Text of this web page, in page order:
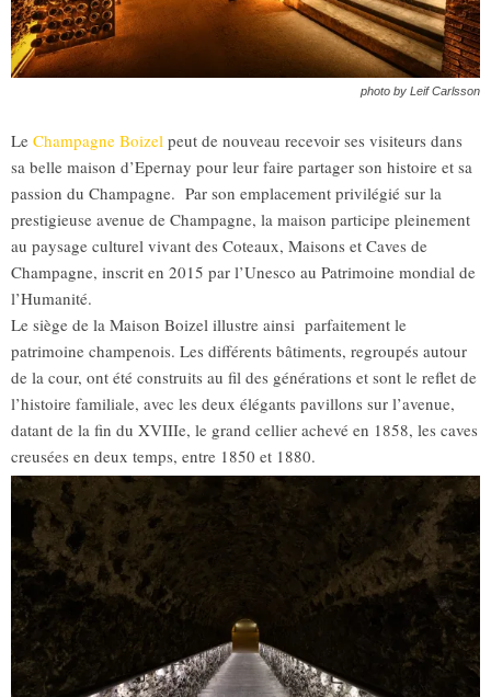
photo by Leif Carlsson
Le Champagne Boizel peut de nouveau recevoir ses visiteurs dans
sa belle maison d’Epernay pour leur faire partager son histoire et sa
passion du Champagne. Par son emplacement privilégié sur la
prestigieuse avenue de Champagne, la maison participe pleinement
au paysage culturel vivant des Coteaux, Maisons et Caves de
Champagne, inscrit en 2015 par l’Unesco au Patrimoine mondial de
l’Humanité.
Le siège de la Maison Boizel illustre ainsi parfaitement le
patrimoine champenois. Les différents bâtiments, regroupés autour
de la cour, ont été construits au fil des générations et sont le reflet de
l’histoire familiale, avec les deux élégants pavillons sur l’avenue,
datant de la fin du XVIIIe, le grand cellier achevé en 1858, les caves
creusées en deux temps, entre 1850 et 1880.